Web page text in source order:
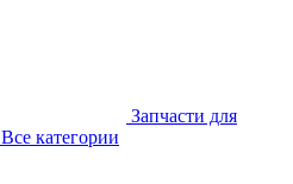
Запчасти для
Все категории